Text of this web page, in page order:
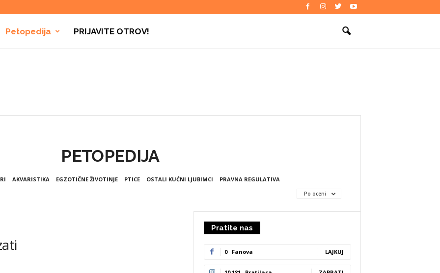
Petopedija PRIJAVITE OTROV!
Po oceni
PETOPEDIJA
AKVARISTIKA EGZOTIČNE ŽIVOTINJE PTICE OSTALI KUĆNI LJUBIMCI PRAVNA REGULATIVA
Pratite nas
0 Fanova LAJKUJ